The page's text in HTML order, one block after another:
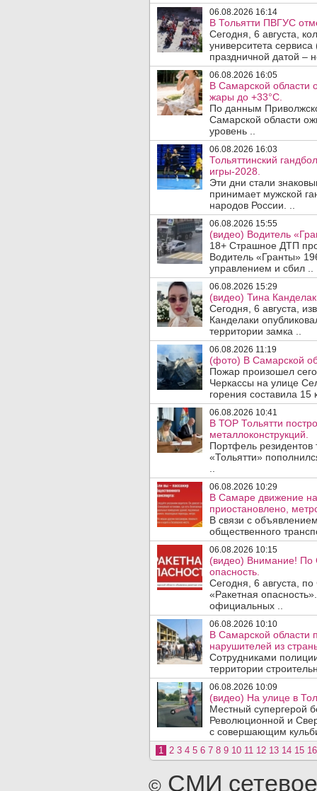
06.08.2026 16:14
В Тольятти ПВГУС
Сегодня, 6 августа,
университета
праздничной датой –
06.08.2026 16:05
В Самарской области
жары до +33°C.
По данным
Самарской области
уровень ..
06.08.2026 16:03
Тольяттинский
игры-2028.
Эти дни стали
принимает мужской
народов России. ..
06.08.2026 15:55
(видео) Водитель
18+ Страшное ДТП
Водитель «Гранты»
управлением и сбил ..
06.08.2026 15:29
(видео) Тина
Сегодня, 6 августа,
Канделаки
территории замка ..
06.08.2026 11:19
(фото) В Самарской
Пожар произошел
Черкассы на улице
горения составила 15
06.08.2026 10:41
В ТОР Тольятти
металлоконструкций.
Портфель
«Тольятти»
06.08.2026 10:29
В Самаре движение
приостановлено,
В связи с
общественного
06.08.2026 10:15
(видео) Внимание! По
опасность.
Сегодня, 6 августа,
«Ракетная
официальных ..
06.08.2026 10:10
В Самарской области
нарушителей из
Сотрудниками
территории
06.08.2026 10:09
(видео) На улице в
Местный супергерой
Революционной и
с совершающим
1 2 3 4 5 6 7 8 9 10 11 12 13 14 15 16
© СМИ